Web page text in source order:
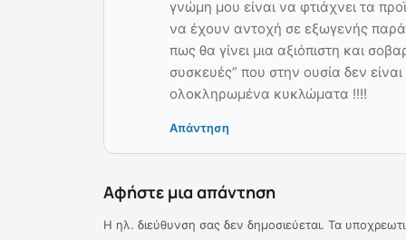
γνώμη μου είναι να φτιάχνει τα
να έχουν αντοχή σε εξωγενής
πως θα γίνει μια αξιόπιστη και
συσκευές” που στην ουσία δεν
ολοκληρωμένα κυκλώματα !!!!
Απάντηση
Αφήστε μια απάντηση
Η ηλ. διεύθυνση σας δεν δημοσιεύεται. Τα